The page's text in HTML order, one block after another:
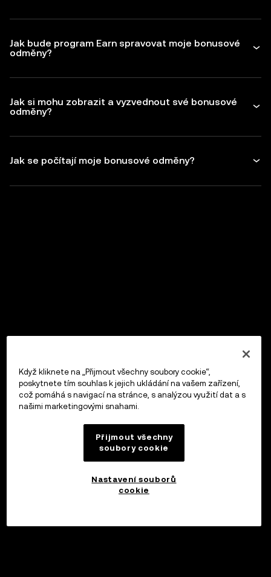
Jak bude program Earn spravovat moje bonusové
odměny?
Jak si mohu zobrazit a vyzvednout své bonusové
odměny?
Jak se počítají moje bonusové odměny?
Když kliknete na „Přijmout všechny soubory cookie“,
poskytnete tím souhlas k jejich ukládání na vašem zařízení,
což pomáhá s navigací na stránce, s analýzou využití dat a s
našimi marketingovými snahami.
Přijmout všechny
soubory cookie
Nastavení souborů
cookie